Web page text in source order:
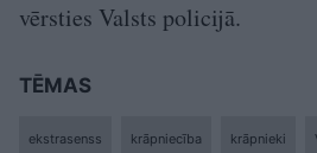
vērsties Valsts policijā.
TĒMAS
ekstrasenss krāpniecība krāpnieki